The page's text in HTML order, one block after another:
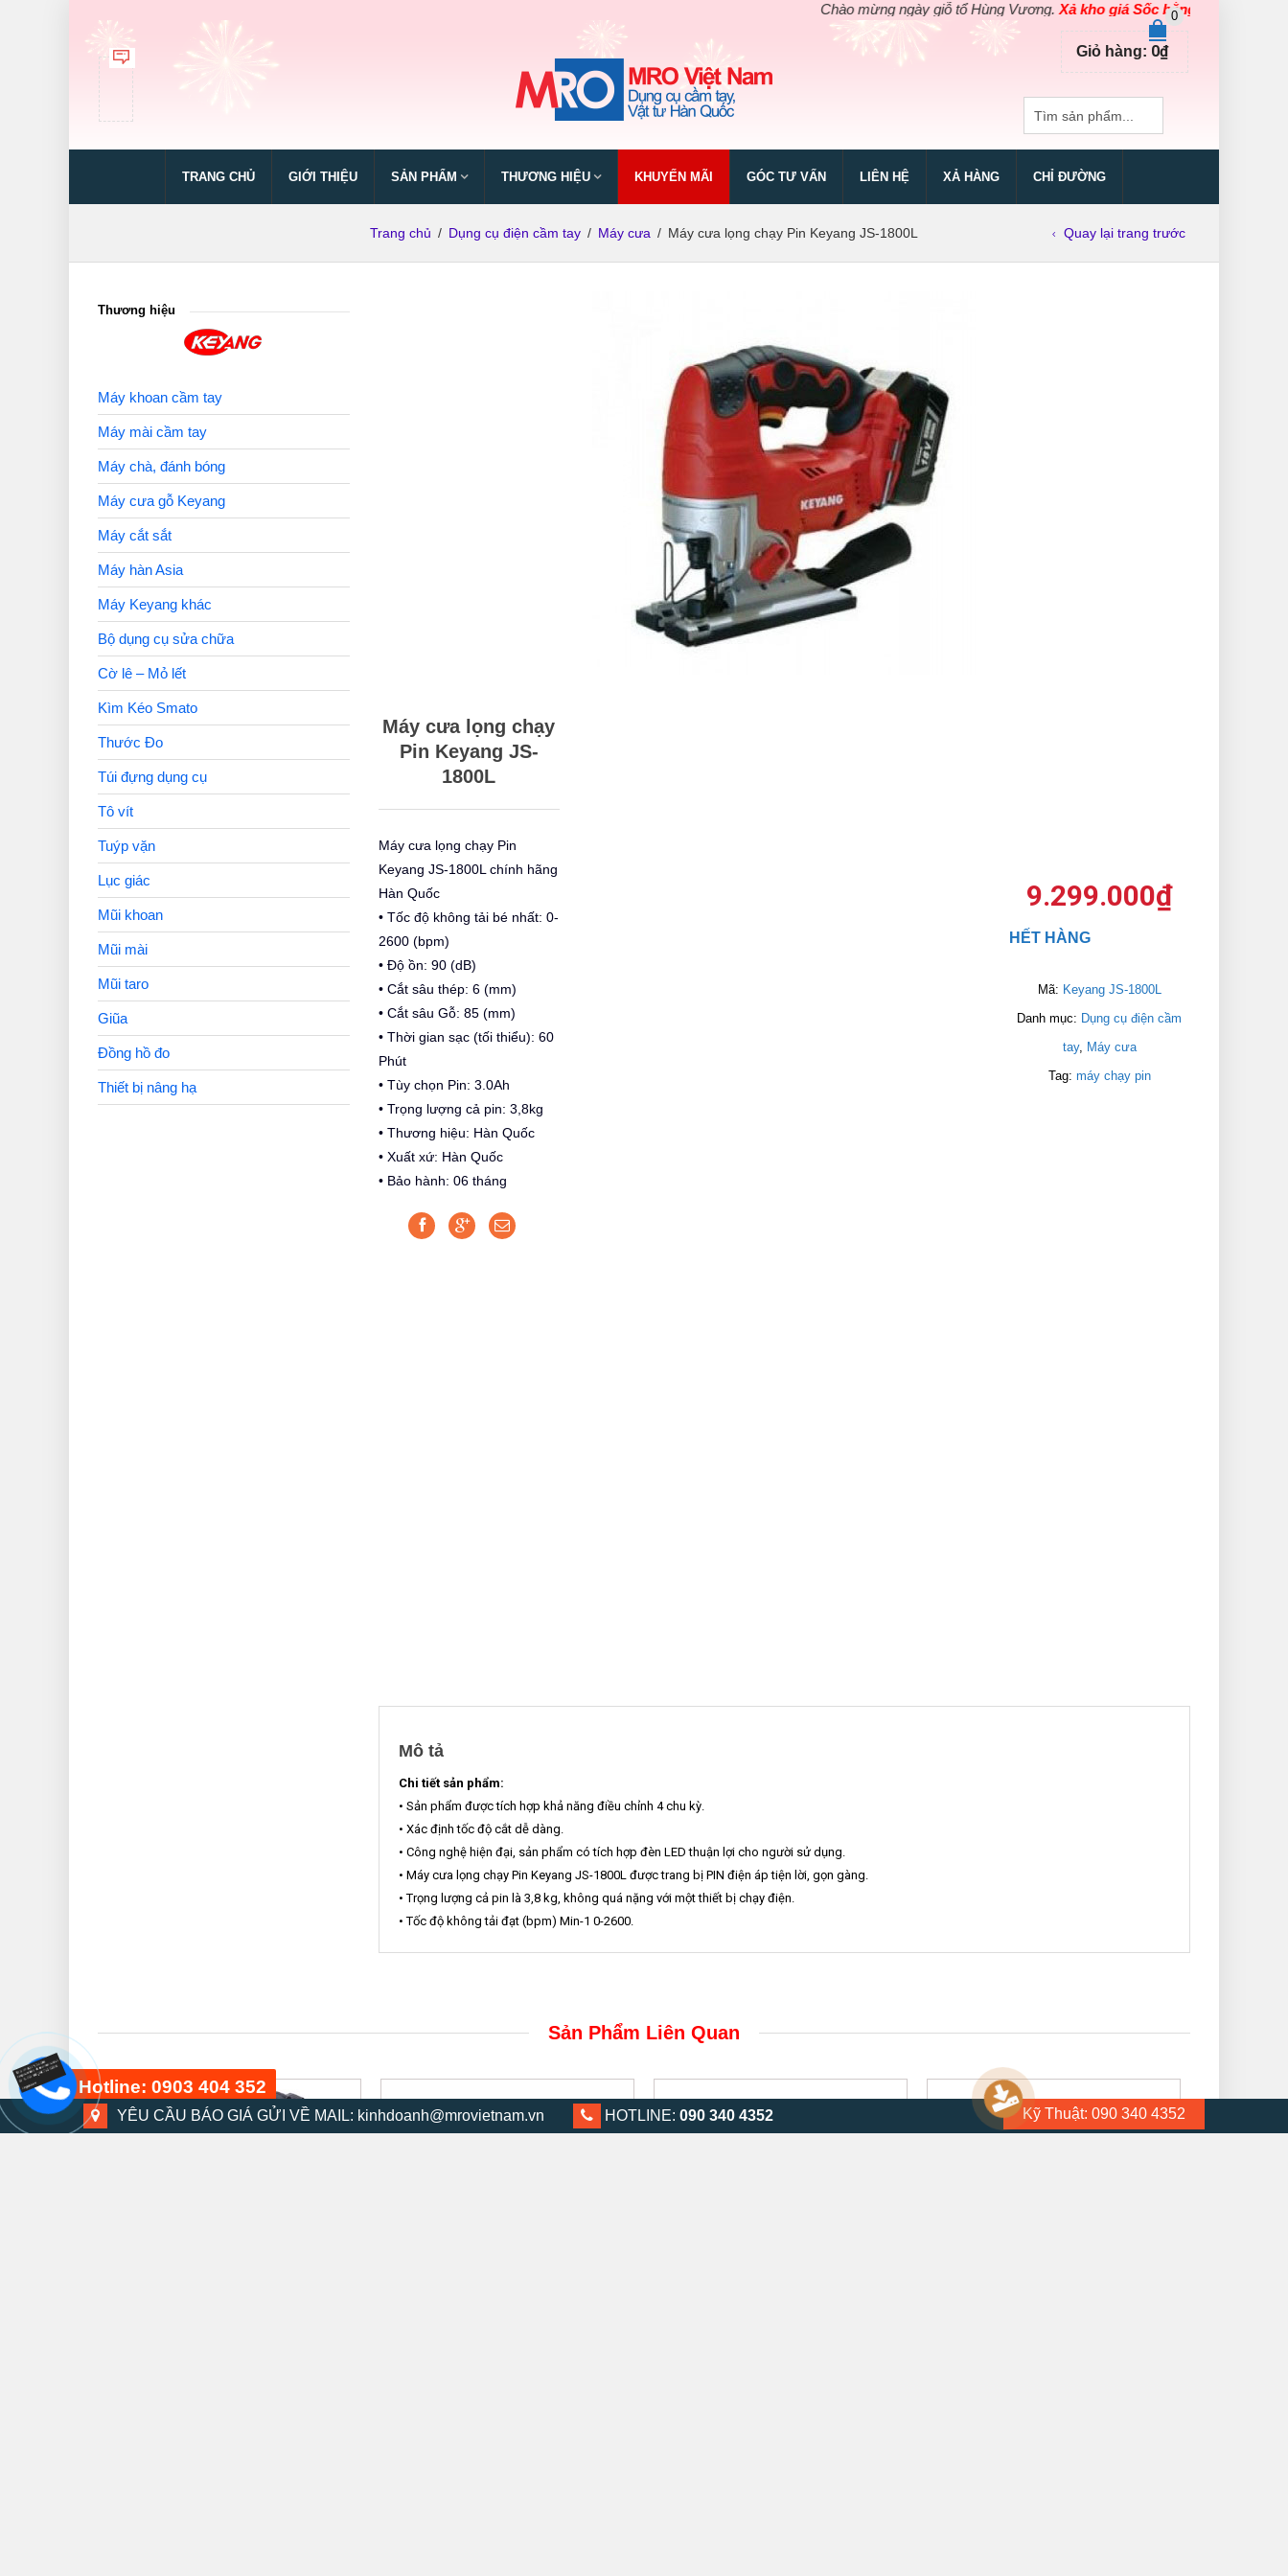
Chào mừng ngày giỗ tổ Hùng Vương.Xả kho giá Sốc bằng giá Gốc
0
Giỏ hàng: 0₫
TRANG CHỦ GIỚI THIỆU SẢN PHẨM THƯƠNG HIỆU KHUYẾN MÃI GÓC TƯ VẤN LIÊN HỆ XẢ HÀNG CHỈ ĐƯỜNG
Trang chủ / Dụng cụ điện cầm tay / Máy cưa / Máy cưa lọng chạy Pin Keyang JS-1800L Quay lại trang trước
Máy cưa lọng chạy
Pin Keyang JS-
1800L
Máy cưa lọng chạy Pin
Keyang JS-1800L chính hãng
Hàn Quốc
• Tốc độ không tải bé nhất: 0-
2600 (bpm)
• Độ ồn: 90 (dB)
• Cắt sâu thép: 6 (mm)
• Cắt sâu Gỗ: 85 (mm)
• Thời gian sạc (tối thiểu): 60
Phút
• Tùy chọn Pin: 3.0Ah
• Trọng lượng cả pin: 3,8kg
• Thương hiệu: Hàn Quốc
• Xuất xứ: Hàn Quốc
• Bảo hành: 06 tháng
9.299.000₫
HẾT HÀNG
Mã: Keyang JS-1800L
Danh mục: Dụng cụ điện cầm
tay, Máy cưa
Tag: máy chạy pin
Mô tả
Chi tiết sản phẩm:
• Sản phẩm được tích hợp khả năng điều chỉnh 4 chu kỳ.
• Xác định tốc độ cắt dễ dàng.
• Công nghệ hiện đại, sản phẩm có tích hợp đèn LED thuận lợi cho người sử dụng.
• Máy cưa lọng chạy Pin Keyang JS-1800L được trang bị PIN điện áp tiện lời, gọn gàng.
• Trọng lượng cả pin là 3,8 kg, không quá nặng với một thiết bị chạy điện.
• Tốc độ không tải đạt (bpm) Min-1 0-2600.
Thương hiệu
Máy khoan cầm tay
Máy mài cầm tay
Máy chà, đánh bóng
Máy cưa gỗ Keyang
Máy cắt sắt
Máy hàn Asia
Máy Keyang khác
Bộ dụng cụ sửa chữa
Cờ lê – Mỏ lết
Kìm Kéo Smato
Thước Đo
Túi đựng dụng cụ
Tô vít
Tuýp vặn
Lục giác
Mũi khoan
Mũi mài
Mũi taro
Giũa
Đồng hồ đo
Thiết bị nâng hạ
Sản Phẩm Liên Quan
YÊU CẦU BÁO GIÁ GỬI VỀ MAIL: kinhdoanh@mrovietnam.vn HOTLINE: 090 340 4352 Kỹ Thuật: 090 340 4352
Hotline: 0903 404 352
0903 404 352